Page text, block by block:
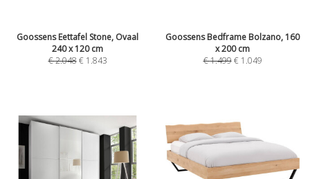
Goossens Eettafel Stone, Ovaal
240 x 120 cm
€2.048 € 1.843
Goossens Bedframe Bolzano, 160
x 200 cm
€1.499 € 1.049